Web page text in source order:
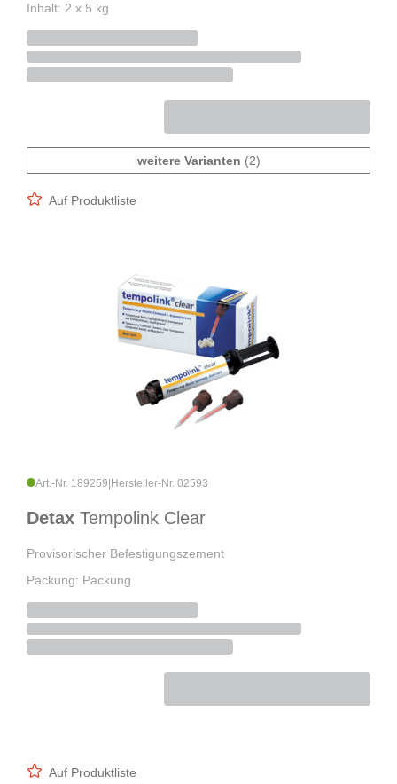
Inhalt: 2 x 5 kg
weitere Varianten (2)
Auf Produktliste
Art.-Nr. 189259 Hersteller-Nr. 02593
Detax Tempolink Clear
Provisorischer Befestigungszement
Packung: Packung
Auf Produktliste